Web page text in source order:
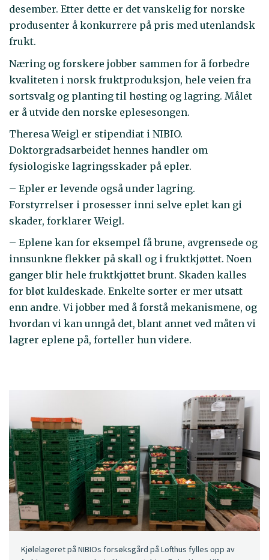
desember. Etter dette er det vanskelig for norske
produsenter å konkurrere på pris med utenlandsk
frukt.
Næring og forskere jobber sammen for å forbedre
kvaliteten i norsk fruktproduksjon, hele veien fra
sortsvalg og planting til høsting og lagring. Målet
er å utvide den norske eplesesongen.
Theresa Weigl er stipendiat i NIBIO.
Doktorgradsarbeidet hennes handler om
fysiologiske lagringsskader på epler.
– Epler er levende også under lagring.
Forstyrrelser i prosesser inni selve eplet kan gi
skader, forklarer Weigl.
– Eplene kan for eksempel få brune, avgrensede og
innsunkne flekker på skall og i fruktkjøttet. Noen
ganger blir hele fruktkjøttet brunt. Skaden kalles
for bløt kuldeskade. Enkelte sorter er mer utsatt
enn andre. Vi jobber med å forstå mekanismene, og
hvordan vi kan unngå det, blant annet ved måten vi
lagrer eplene på, forteller hun videre.
Kjølelageret på NIBIOs forsøksgård på Lofthus fylles opp av